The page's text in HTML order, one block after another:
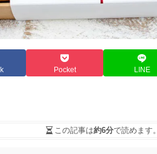
Pocket LINE
この記事は約6分で読めます。